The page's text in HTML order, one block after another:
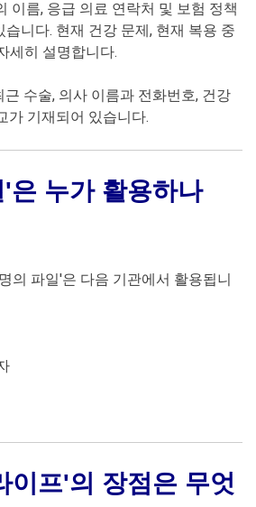
이름, 응급 의료 연락처 및 보험 정책
니다. 현재 건강 문제, 현재 복용 중
세히 설명합니다.
수술, 의사 이름과 전화번호, 건강
가 기재되어 있습니다.
은 누가 활용하나
의 파일'은 다음 기관에서 활용됩니
이프'의 장점은 무엇